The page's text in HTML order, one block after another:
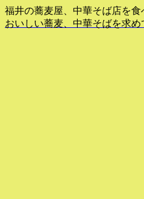
福井の蕎麦屋、中華そば店を食
おいしい蕎麦、中華そばを求